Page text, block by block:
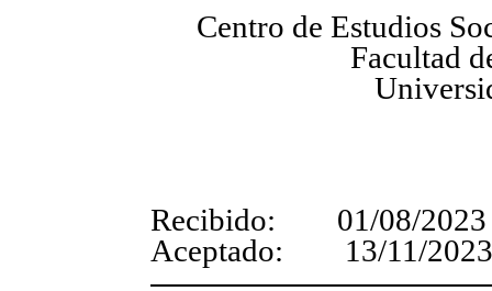
Centro de Estudios
Facultad
Recibido: 01/08/2023
Aceptado: 13/11/